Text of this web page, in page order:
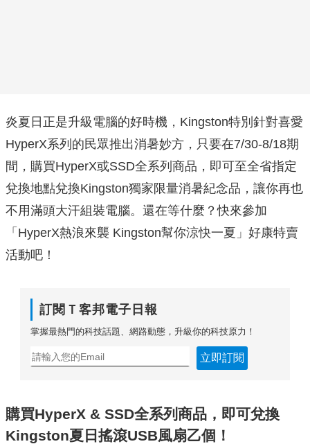
炎夏日正是升級電腦的好時機，Kingston特別針對喜愛
HyperX系列的民眾推出消暑妙方，只要在7/30-8/18期
間，購買HyperX或SSD全系列商品，即可至全省指定
兌換地點兌換Kingston獨家限量消暑紀念品，讓你再也
不用滿頭大汗組裝電腦。還在等什麼？快來參加
「HyperX熱浪來襲 Kingston幫你涼快一夏」好康特賣
活動吧！
訂閱Ｔ客邦電子日報
掌握最熱門的科技話題、網路動態，升級你的科技原力！
立即訂閱
購買HyperX & SSD全系列商品，即可兌換
Kingston夏日搖滾USB風扇乙個！